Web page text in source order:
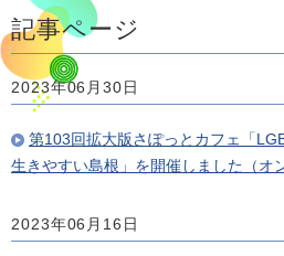
記事ページ
2023年06月30日
第103回拡大版さぽっとカフェ「
生きやすい島根」を開催しました（オ
2023年06月16日